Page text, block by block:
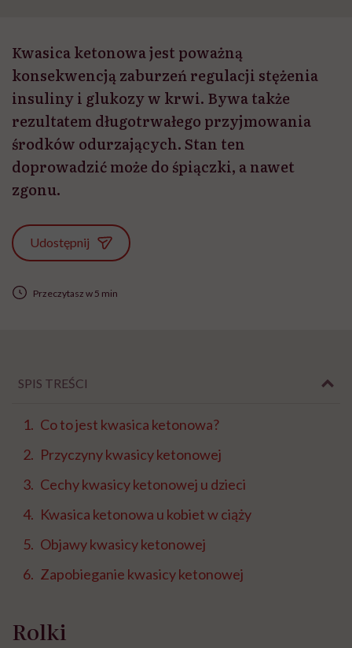
Kwasica ketonowa jest poważną
konsekwencją zaburzeń regulacji stężenia
insuliny i glukozy w krwi. Bywa także
rezultatem długotrwałego przyjmowania
środków odurzających. Stan ten
doprowadzić może do śpiączki, a nawet
zgonu.
Udostępnij
Przeczytasz w 5 min
SPIS TREŚCI
Co to jest kwasica ketonowa?
Przyczyny kwasicy ketonowej
Cechy kwasicy ketonowej u dzieci
Kwasica ketonowa u kobiet w ciąży
Objawy kwasicy ketonowej
Zapobieganie kwasicy ketonowej
Rolki